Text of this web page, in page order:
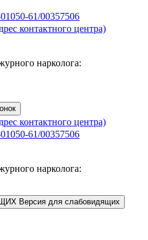
61/00357506
контактного центра)
нарколога:
контактного центра)
61/00357506
нарколога:
Версия для слабовидящих